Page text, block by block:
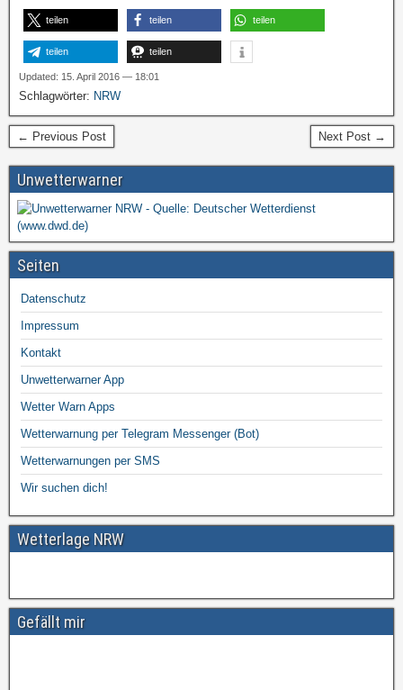
teilen teilen teilen
teilen teilen
Updated: 15. April 2016 — 18:01
Schlagwörter: NRW
← Previous Post Next Post →
Unwetterwarner
Seiten
Datenschutz
Impressum
Kontakt
Unwetterwarner App
Wetter Warn Apps
Wetterwarnung per Telegram Messenger (Bot)
Wetterwarnungen per SMS
Wir suchen dich!
Wetterlage NRW
Gefällt mir